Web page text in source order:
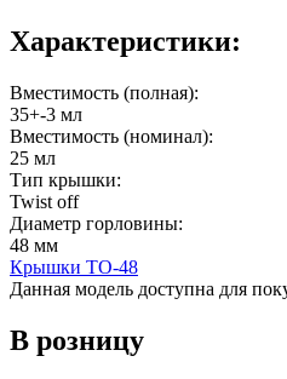
Характеристики:
Вместимость (полная):
35+-3 мл
Вместимость (номинал):
25 мл
Тип крышки:
Twist off
Диаметр горловины:
48 мм
Крышки ТО-48
Данная модель доступна для
В розницу